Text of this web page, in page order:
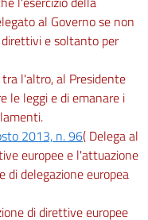
al Governo se non
e soltanto per
l'altro, al Presidente
le leggi e di emanare i
2013, n. 96( Delega al
europee e l'attuazione
delegazione europea
di direttive europee